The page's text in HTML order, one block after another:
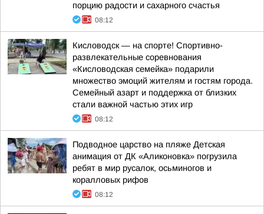
порцию радости и сахарного счастья
08:12
Кисловодск — на спорте! Спортивно-
развлекательные соревнования
«Кисловодская семейка» подарили
множество эмоций жителям и гостям города.
Семейный азарт и поддержка от близких
стали важной частью этих игр
08:12
Подводное царство на пляже Детская
анимация от ДК «Аликоновка» погрузила
ребят в мир русалок, осьминогов и
коралловых рифов
08:12